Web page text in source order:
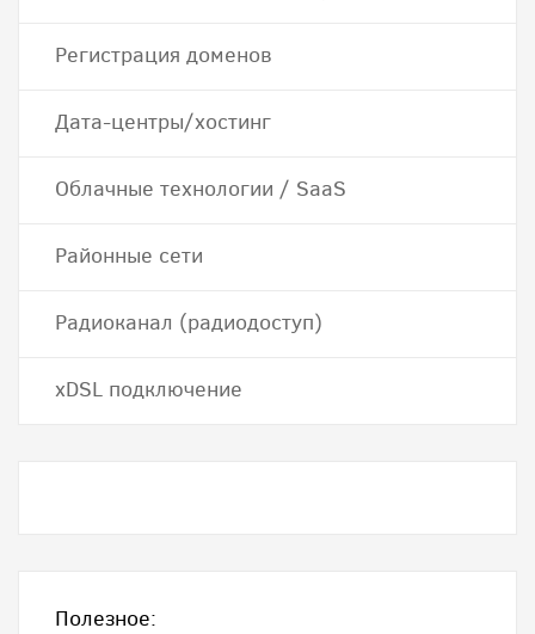
Регистрация доменов
Дата-центры/хостинг
Облачные технологии / SaaS
Районные сети
Радиоканал (радиодоступ)
хDSL подключение
Полезное: